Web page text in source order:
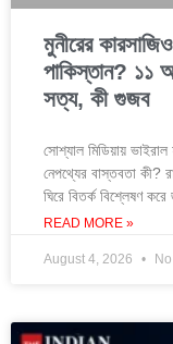
মুনীরের
পাকিস্তান? ১১
সত্য, কী গুজব
সোশ্যাল মিডিয়ায়
নেপথ্যের বাস্তবতা কী?
ঘিরে বিতর্ক বিশ্লেষণ
READ MORE »
August 4, 2026